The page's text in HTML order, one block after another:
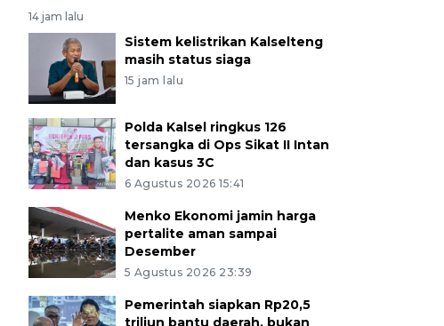
14 jam lalu
Sistem kelistrikan Kalselteng
masih status siaga
15 jam lalu
Polda Kalsel ringkus 126
tersangka di Ops Sikat II Intan
dan kasus 3C
6 Agustus 2026 15:41
Menko Ekonomi jamin harga
pertalite aman sampai
Desember
5 Agustus 2026 23:39
Pemerintah siapkan Rp20,5
triliun bantu daerah, bukan